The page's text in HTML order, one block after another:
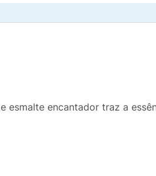
esmalte encantador traz a